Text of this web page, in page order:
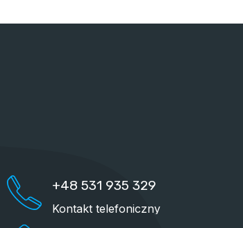
+48 531 935 329
Kontakt telefoniczny